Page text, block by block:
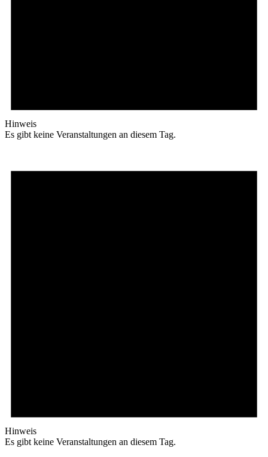
Hinweis
Es gibt keine Veranstaltungen an diesem Tag.
Hinweis
Es gibt keine Veranstaltungen an diesem Tag.